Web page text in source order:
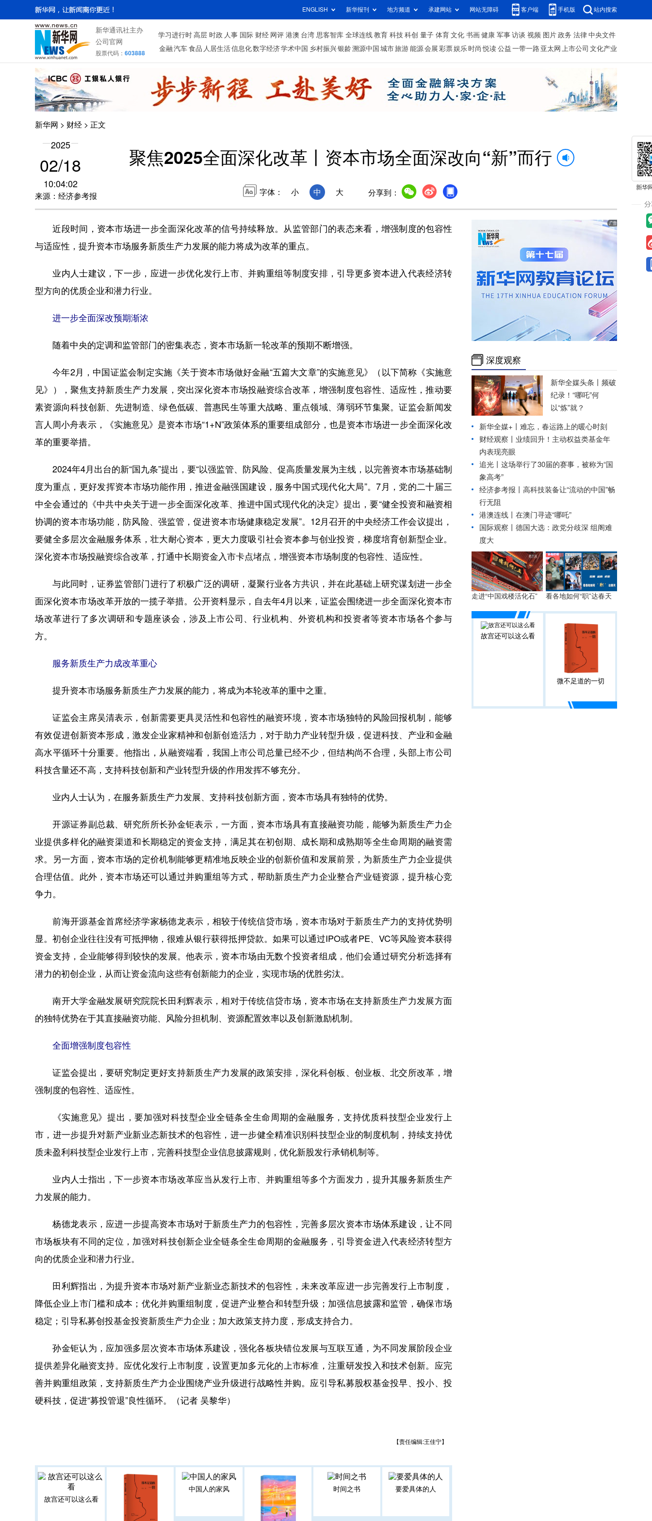
ENGLISH 新华报刊 地方频道 承建网站 网站无障碍 客户端 手机版 站内搜索
新华通讯社主办
公司官网
股票代码： 603888
学习进行时 高层 时政 人事 国际 财经 网评 港澳 台湾 思客智库 全球连线 教育 科技 科创 量子 体育 文化 书画 健康 军事 访谈 视频 图片 政务 法律 中央文件
金融 汽车 食品 人居生活信息化数字经济学术中国 乡村振兴银龄溯源中国 城市旅游 能源 会展 彩票娱乐 时尚 悦读 公益 一带一路 亚太网 上市公司 文化产业
新华网 > 财经 > 正文
2025
02/18
10:04:02
来源：经济参考报
聚焦2025全面深化改革丨资本市场全面深改向“新”而行
字体： 小 中 大 分享到：
近段时间，资本市场进一步全面深化改革的信号持续释放。从监管部门的表态来看，增强制度的包容性
与适应性，提升资本市场服务新质生产力发展的能力将成为改革的重点。
业内人士建议，下一步，应进一步优化发行上市、并购重组等制度安排，引导更多资本进入代表经济转
型方向的优质企业和潜力行业。
进一步全面深改预期渐浓
随着中央的定调和监管部门的密集表态，资本市场新一轮改革的预期不断增强。
今年2月，中国证监会制定实施《关于资本市场做好金融“五篇大文章”的实施意见》（以下简称《实施意
见》），聚焦支持新质生产力发展，突出深化资本市场投融资综合改革，增强制度包容性、适应性，推动要
素资源向科技创新、先进制造、绿色低碳、普惠民生等重大战略、重点领域、薄弱环节集聚。证监会新闻发
言人周小舟表示，《实施意见》是资本市场“1+N”政策体系的重要组成部分，也是资本市场进一步全面深化改
革的重要举措。
2024年4月出台的新“国九条”提出，要“以强监管、防风险、促高质量发展为主线，以完善资本市场基础制
度为重点，更好发挥资本市场功能作用，推进金融强国建设，服务中国式现代化大局”。7月，党的二十届三
中全会通过的《中共中央关于进一步全面深化改革、推进中国式现代化的决定》提出，要“健全投资和融资相
协调的资本市场功能，防风险、强监管，促进资本市场健康稳定发展”。12月召开的中央经济工作会议提出，
要健全多层次金融服务体系，壮大耐心资本，更大力度吸引社会资本参与创业投资，梯度培育创新型企业。
深化资本市场投融资综合改革，打通中长期资金入市卡点堵点，增强资本市场制度的包容性、适应性。
与此同时，证券监管部门进行了积极广泛的调研，凝聚行业各方共识，并在此基础上研究谋划进一步全
面深化资本市场改革开放的一揽子举措。公开资料显示，自去年4月以来，证监会围绕进一步全面深化资本市
场改革进行了多次调研和专题座谈会，涉及上市公司、行业机构、外资机构和投资者等资本市场各个参与
方。
服务新质生产力成改革重心
提升资本市场服务新质生产力发展的能力，将成为本轮改革的重中之重。
证监会主席吴清表示，创新需要更具灵活性和包容性的融资环境，资本市场独特的风险回报机制，能够
有效促进创新资本形成，激发企业家精神和创新创造活力，对于助力产业转型升级，促进科技、产业和金融
高水平循环十分重要。他指出，从融资端看，我国上市公司总量已经不少，但结构尚不合理，头部上市公司
科技含量还不高，支持科技创新和产业转型升级的作用发挥不够充分。
业内人士认为，在服务新质生产力发展、支持科技创新方面，资本市场具有独特的优势。
开源证券副总裁、研究所所长孙金钜表示，一方面，资本市场具有直接融资功能，能够为新质生产力企
业提供多样化的融资渠道和长期稳定的资金支持，满足其在初创期、成长期和成熟期等全生命周期的融资需
求。另一方面，资本市场的定价机制能够更精准地反映企业的创新价值和发展前景，为新质生产力企业提供
合理估值。此外，资本市场还可以通过并购重组等方式，帮助新质生产力企业整合产业链资源，提升核心竞
争力。
前海开源基金首席经济学家杨德龙表示，相较于传统信贷市场，资本市场对于新质生产力的支持优势明
显。初创企业往往没有可抵押物，很难从银行获得抵押贷款。如果可以通过IPO或者PE、VC等风险资本获得
资金支持，企业能够得到较快的发展。他表示，资本市场由无数个投资者组成，他们会通过研究分析选择有
潜力的初创企业，从而让资金流向这些有创新能力的企业，实现市场的优胜劣汰。
南开大学金融发展研究院院长田利辉表示，相对于传统信贷市场，资本市场在支持新质生产力发展方面
的独特优势在于其直接融资功能、风险分担机制、资源配置效率以及创新激励机制。
全面增强制度包容性
证监会提出，要研究制定更好支持新质生产力发展的政策安排，深化科创板、创业板、北交所改革，增
强制度的包容性、适应性。
《实施意见》提出，要加强对科技型企业全链条全生命周期的金融服务，支持优质科技型企业发行上
市，进一步提升对新产业新业态新技术的包容性，进一步健全精准识别科技型企业的制度机制，持续支持优
质未盈利科技型企业发行上市，完善科技型企业信息披露规则，优化新股发行承销机制等。
业内人士指出，下一步资本市场改革应当从发行上市、并购重组等多个方面发力，提升其服务新质生产
力发展的能力。
杨德龙表示，应进一步提高资本市场对于新质生产力的包容性，完善多层次资本市场体系建设，让不同
市场板块有不同的定位，加强对科技创新企业全链条全生命周期的金融服务，引导资金进入代表经济转型方
向的优质企业和潜力行业。
田利辉指出，为提升资本市场对新产业新业态新技术的包容性，未来改革应进一步完善发行上市制度，
降低企业上市门槛和成本；优化并购重组制度，促进产业整合和转型升级；加强信息披露和监管，确保市场
稳定；引导私募创投基金投资新质生产力企业；加大政策支持力度，形成支持合力。
孙金钜认为，应加强多层次资本市场体系建设，强化各板块错位发展与互联互通，为不同发展阶段企业
提供差异化融资支持。应优化发行上市制度，设置更加多元化的上市标准，注重研发投入和技术创新。应完
善并购重组政策，支持新质生产力企业围绕产业升级进行战略性并购。应引导私募股权基金投早、投小、投
硬科技，促进“募投管退”良性循环。（记者 吴黎华）
【责任编辑:王佳宁】
故宫还可以这么看
中国人的家风 时间之书 要爱具体的人
深度观察
新华全媒头条丨 频破
纪录！“哪吒”何
以“炼”就？
新华全媒+丨 难忘，春运路上的暖心时刻
财经观察丨 业绩回升！主动权益类基金年
内表现亮眼
追光丨 这场举行了30届的赛事，被称为“国
象高考”
经济参考报丨 高科技装备让“流动的中国”畅
行无阻
港澳连线丨 在澳门寻迹“哪吒”
国际观察丨 德国大选：政党分歧深 组阁难
度大
走进“中国戏楼活化石” 看各地如何“职”达春天
故宫还可以这么看
微不足道的一切